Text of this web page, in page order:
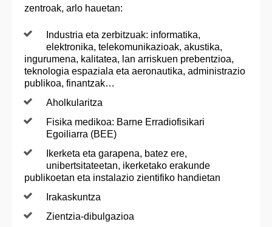
zentroak, arlo hauetan:
Industria eta zerbitzuak: informatika,
elektronika, telekomunikazioak, akustika,
ingurumena, kalitatea, lan arriskuen prebentzioa,
teknologia espaziala eta aeronautika, administrazio
publikoa, finantzak…
Aholkularitza
Fisika medikoa: Barne Erradiofisikari
Egoiliarra (BEE)
Ikerketa eta garapena, batez ere,
unibertsitateetan, ikerketako erakunde
publikoetan eta instalazio zientifiko handietan
Irakaskuntza
Zientzia-dibulgazioa